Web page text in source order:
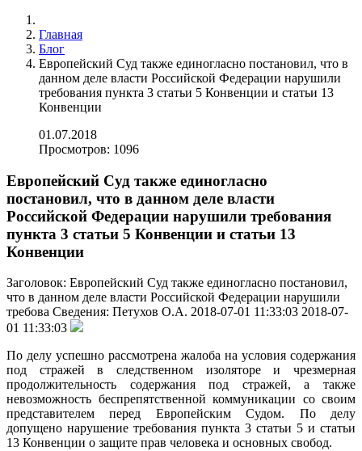
Главная
Блог
Европейский Суд также единогласно постановил, что в
данном деле власти Российской Федерации нарушили
требования пункта 3 статьи 5 Конвенции и статьи 13
Конвенции
01.07.2018
Просмотров: 1096
Европейский Суд также единогласно
постановил, что в данном деле власти
Российской Федерации нарушили требования
пункта 3 статьи 5 Конвенции и статьи 13
Конвенции
Заголовок: Европейский Суд также единогласно постановил,
что в данном деле власти Российской Федерации нарушили
требова Сведения: Петухов О.А. 2018-07-01 11:33:03 2018-07-
01 11:33:03
По делу успешно рассмотрена жалоба на условия содержания
под стражей в следственном изоляторе и чрезмерная
продолжительность содержания под стражей, а также
невозможность беспрепятственной коммуникации со своим
представителем перед Европейским Судом. По делу
допущено нарушение требования пункта 3 статьи 5 и статьи
13 Конвенции о защите прав человека и основных свобод.